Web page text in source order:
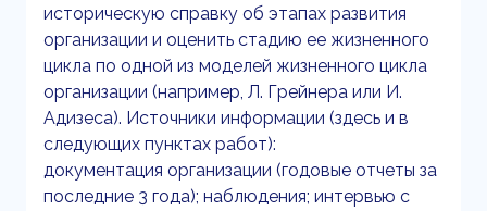
историческую справку об этапах развития
организации и оценить стадию ее жизненного
цикла по одной из моделей жизненного цикла
организации (например, Л. Грейнера или И.
Адизеса). Источники информации (здесь и в
следующих пунктах работ):
документация организации (годовые отчеты за
последние 3 года); наблюдения; интервью с